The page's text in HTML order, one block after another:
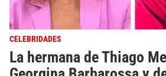
CELEBRIDADES
La hermana de Thiago